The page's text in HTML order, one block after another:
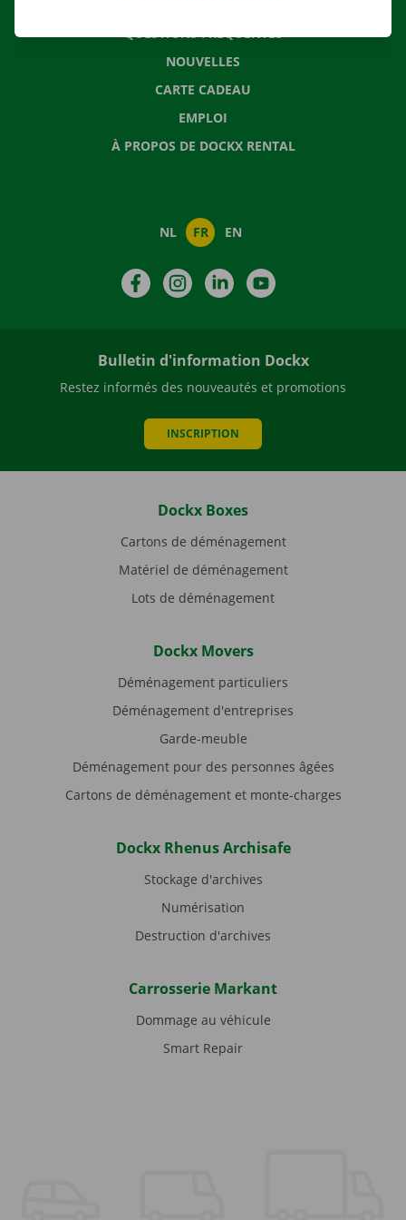
QUESTIONS FRÉQUENTES
NOUVELLES
CARTE CADEAU
EMPLOI
À PROPOS DE DOCKX RENTAL
NL FR EN
FacebookInstagramLinkedIn
Bulletin d'information Dockx
Restez informés des nouveautés et promotions
INSCRIPTION
Dockx Boxes
Cartons de déménagement
Matériel de déménagement
Lots de déménagement
Dockx Movers
Déménagement particuliers
Déménagement d'entreprises
Garde-meuble
Déménagement pour des personnes âgées
Cartons de déménagement et monte-charges
Dockx Rhenus Archisafe
Stockage d'archives
Numérisation
Destruction d'archives
Carrosserie Markant
Dommage au véhicule
Smart Repair